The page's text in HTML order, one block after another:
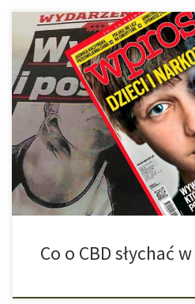
Pozytywną rzeczą, o której mówią
jest brak THC i tym samym haju po
sukcesy w leczeniu dzieci w stanie
potencjał CBD i mógłby
Uwagę niektórych mediów przykuła
[…]
Co o CBD słychać